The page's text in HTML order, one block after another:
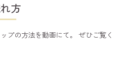
方
プの方法を動画にて。 ぜひご覧く